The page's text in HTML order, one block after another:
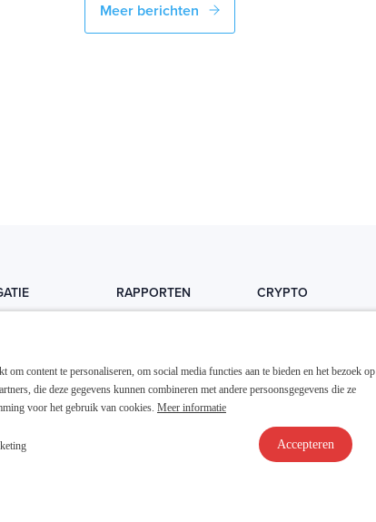
Meer berichten
links
RAPPORTEN
Dividend
CRYPTO
Crypto koopgids
content te personaliseren, om social media functies aan te bieden en het bezoek op
die deze gegevens kunnen combineren met andere persoonsgegevens die ze
voor het gebruik van cookies. Meer informatie
Accepteren